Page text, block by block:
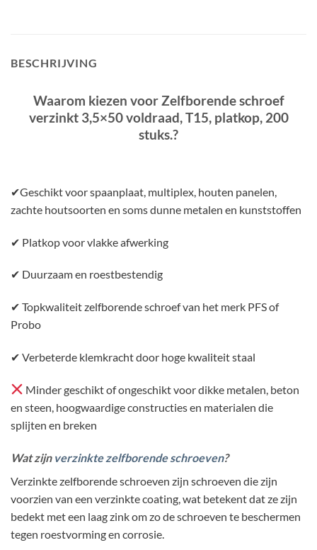
BESCHRIJVING
Waarom kiezen voor Zelfborende schroef
verzinkt 3,5×50 voldraad, T15, platkop, 200
stuks.?
✔Geschikt voor spaanplaat, multiplex, houten panelen,
zachte houtsoorten en soms dunne metalen en kunststoffen
✔ Platkop voor vlakke afwerking
✔ Duurzaam en roestbestendig
✔ Topkwaliteit zelfborende schroef van het merk PFS of
Probo
✔ Verbeterde klemkracht door hoge kwaliteit staal
Minder geschikt of ongeschikt voor dikke metalen, beton
en steen, hoogwaardige constructies en materialen die
splijten en breken
Wat zijn verzinkte zelfborende schroeven?
Verzinkte zelfborende schroeven zijn schroeven die zijn
voorzien van een verzinkte coating, wat betekent dat ze zijn
bedekt met een laag zink om zo de schroeven te beschermen
tegen roestvorming en corrosie.